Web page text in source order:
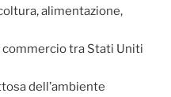
alimentazione,
tra Stati Uniti
dell’ambiente